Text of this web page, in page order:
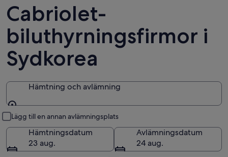
Cabriolet-
biluthyrningsfirmor i
Sydkorea
Hämtning och avlämning
Lägg till en annan avlämningsplats
Hämtningsdatum
23 aug.
Avlämningsdatum
24 aug.